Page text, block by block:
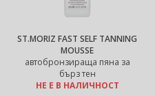
ST.MORIZ FAST SELF TANNING
MOUSSE
автобронзираща пяна за
бърз тен
НЕ Е В НАЛИЧНОСТ